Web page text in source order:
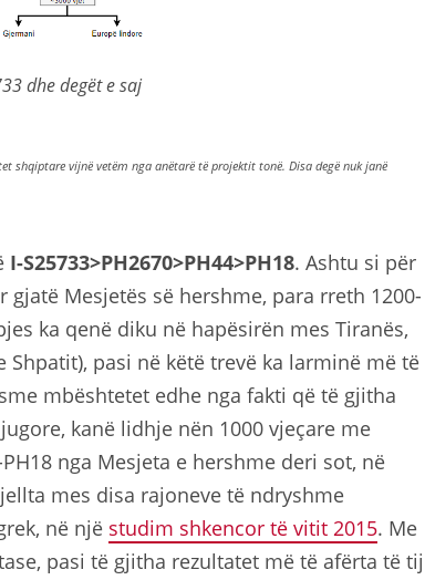
dhe degët e saj
shqiptare vijnë vetëm nga anëtarë të projektit tonë. Disa degë nuk janë
I-S25733>PH2670>PH44>PH18. Ashtu si për
Mesjetës së hershme, para rreth 1200-
ka qenë diku në hapësirën mes Tiranës,
pasi në këtë trevë ka larminë më të
mbështetet edhe nga fakti që të gjitha
kanë lidhje nën 1000 vjeçare me
nga Mesjeta e hershme deri sot, në
mes disa rajoneve të ndryshme
në një studim shkencor të vitit 2015. Me
pasi të gjitha rezultatet më të afërta të tij